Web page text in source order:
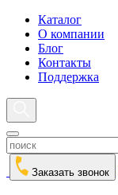
Каталог
О компании
Блог
Контакты
Поддержка
Заказать звонок